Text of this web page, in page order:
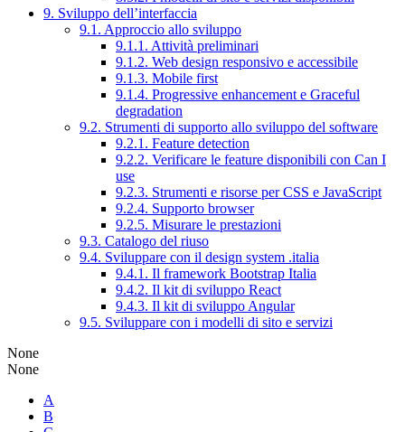
9. Sviluppo dell’interfaccia
9.1. Approccio allo sviluppo
9.1.1. Attività preliminari
9.1.2. Web design responsivo e accessibile
9.1.3. Mobile first
9.1.4. Progressive enhancement e Graceful
degradation
9.2. Strumenti di supporto allo sviluppo del software
9.2.1. Feature detection
9.2.2. Verificare le feature disponibili con Can I
use
9.2.3. Strumenti e risorse per CSS e JavaScript
9.2.4. Supporto browser
9.2.5. Misurare le prestazioni
9.3. Catalogo del riuso
9.4. Sviluppare con il design system .italia
9.4.1. Il framework Bootstrap Italia
9.4.2. Il kit di sviluppo React
9.4.3. Il kit di sviluppo Angular
9.5. Sviluppare con i modelli di sito e servizi
None
None
A
B